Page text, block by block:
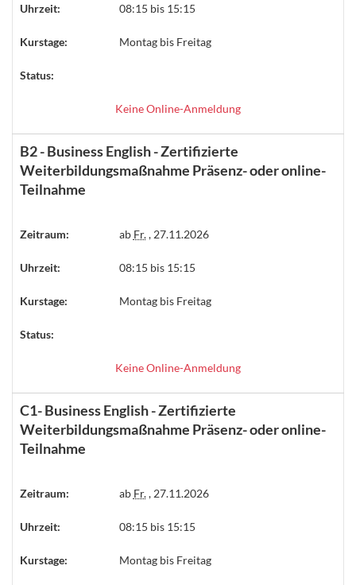
Uhrzeit: 08:15 bis 15:15
Kurstage: Montag bis Freitag
Status:
Keine Online-Anmeldung
B2 - Business English - Zertifizierte
Weiterbildungsmaßnahme Präsenz- oder online-
Teilnahme
Zeitraum: ab Fr., 27.11.2026
Uhrzeit: 08:15 bis 15:15
Kurstage: Montag bis Freitag
Status:
Keine Online-Anmeldung
C1- Business English - Zertifizierte
Weiterbildungsmaßnahme Präsenz- oder online-
Teilnahme
Zeitraum: ab Fr., 27.11.2026
Uhrzeit: 08:15 bis 15:15
Kurstage: Montag bis Freitag